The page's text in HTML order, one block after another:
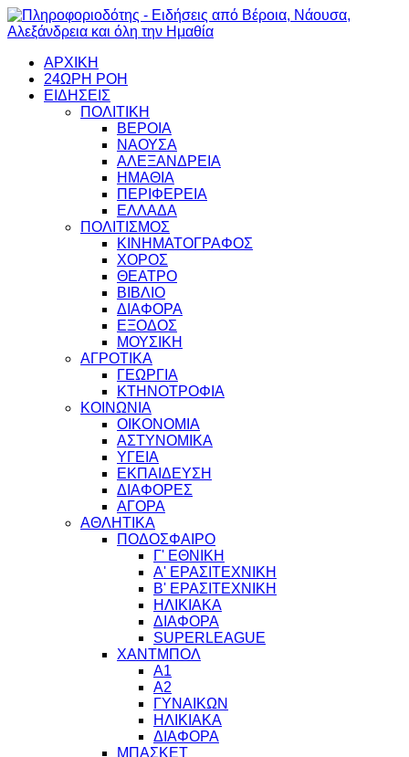
ΑΡΧΙΚΗ
24ΩΡΗ ΡΟΗ
ΕΙΔΗΣΕΙΣ
ΠΟΛΙΤΙΚΗ
ΒΕΡΟΙΑ
ΝΑΟΥΣΑ
ΑΛΕΞΑΝΔΡΕΙΑ
ΗΜΑΘΙΑ
ΠΕΡΙΦΕΡΕΙΑ
ΕΛΛΑΔΑ
ΠΟΛΙΤΙΣΜΟΣ
ΚΙΝΗΜΑΤΟΓΡΑΦΟΣ
ΧΟΡΟΣ
ΘΕΑΤΡΟ
ΒΙΒΛΙΟ
ΔΙΑΦΟΡΑ
ΕΞΟΔΟΣ
ΜΟΥΣΙΚΗ
ΑΓΡΟΤΙΚΑ
ΓΕΩΡΓΙΑ
ΚΤΗΝΟΤΡΟΦΙΑ
ΚΟΙΝΩΝΙΑ
ΟΙΚΟΝΟΜΙΑ
ΑΣΤΥΝΟΜΙΚΑ
ΥΓΕΙΑ
ΕΚΠΑΙΔΕΥΣΗ
ΔΙΑΦΟΡΕΣ
ΑΓΟΡΑ
ΑΘΛΗΤΙΚΑ
ΠΟΔΟΣΦΑΙΡΟ
Γ' ΕΘΝΙΚΗ
Α' ΕΡΑΣΙΤΕΧΝΙΚΗ
Β' ΕΡΑΣΙΤΕΧΝΙΚΗ
ΗΛΙΚΙΑΚΑ
ΔΙΑΦΟΡΑ
SUPERLEAGUE
ΧΑΝΤΜΠΟΛ
Α1
Α2
ΓΥΝΑΙΚΩΝ
ΗΛΙΚΙΑΚΑ
ΔΙΑΦΟΡΑ
ΜΠΑΣΚΕΤ